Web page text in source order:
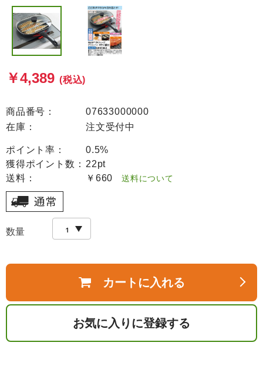
￥4,389 (税込)
商品番号：
07633000000
在庫：
注文受付中
ポイント率：
0.5%
獲得ポイント数： 22pt
送料：
￥660 送料について
数量
カートに入れる
お気に入りに登録する